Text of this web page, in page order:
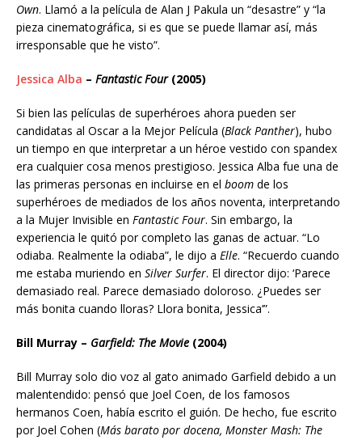
Own. Llamó a la película de Alan J Pakula un “desastre” y “la
pieza cinematográfica, si es que se puede llamar así, más
irresponsable que he visto”.
Jessica Alba – Fantastic Four(2005)
Si bien las películas de superhéroes ahora pueden ser
candidatas al Oscar a la Mejor Película (Black Panther), hubo
un tiempo en que interpretar a un héroe vestido con spandex
era cualquier cosa menos prestigioso. Jessica Alba fue una de
las primeras personas en incluirse en el boom de los
superhéroes de mediados de los años noventa, interpretando
a la Mujer Invisible en Fantastic Four. Sin embargo, la
experiencia le quitó por completo las ganas de actuar. “Lo
odiaba. Realmente la odiaba”, le dijo a Elle. “Recuerdo cuando
me estaba muriendo en Silver Surfer. El director dijo: ‘Parece
demasiado real. Parece demasiado doloroso. ¿Puedes ser
más bonita cuando lloras? Llora bonita, Jessica’”.
Bill Murray – Garfield: The Movie (2004)
Bill Murray solo dio voz al gato animado Garfield debido a un
malentendido: pensó que Joel Coen, de los famosos
hermanos Coen, había escrito el guión. De hecho, fue escrito
por Joel Cohen (Más barato por docena, Monster Mash: The